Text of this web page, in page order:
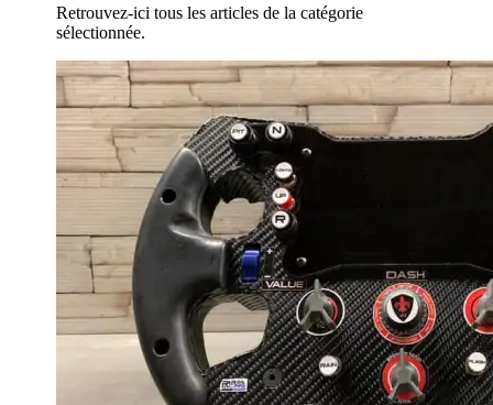
Retrouvez-ici tous les articles de la catégorie
sélectionnée.